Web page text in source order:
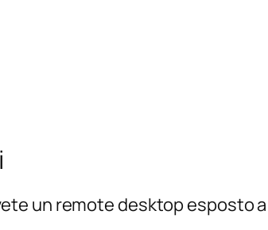
un remote desktop esposto